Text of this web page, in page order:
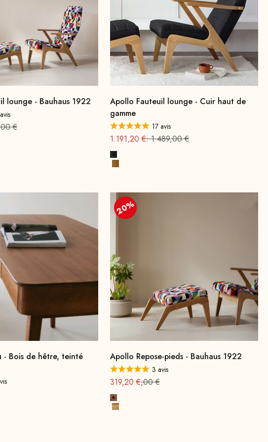
lounge - Bauhaus 1922
€
noyer
naturel
Apollo Fauteuil lounge - Cuir haut de
gamme
17 avis
Offre à partir de
1.191,20 €Prix normal
: 1 489,00 €
Noir
Cognac Premium
- Bois de hêtre, teinté
noyer
20%
Apollo Repose-pieds - Bauhaus 1922
3 avis
Offre à partir de
319,20 €Prix normal : 399
,00 €
Bois de hêtre, teinté noyer
Bois de chêne, naturel